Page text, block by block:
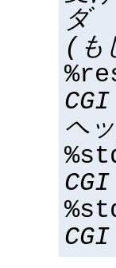
ダ
(も
ヘ